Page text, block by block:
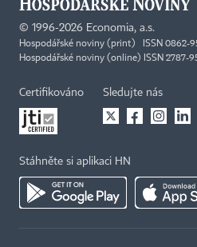
© 1996-2026 Economia, a.s.
Hospodářské noviny (print) ISSN 0862-
Hospodářské noviny (online) ISSN 2787-
Certifikováno Sledujte nás
Stáhněte si aplikaci HN